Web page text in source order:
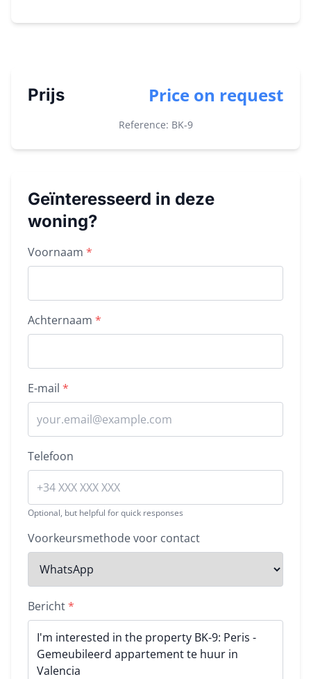
Prijs Price on request
Reference: BK-9
Geïnteresseerd in deze
woning?
Property inquiry form
Voornaam *
Achternaam *
E-mail *
Telefoon
Optional, but helpful for quick responses
Voorkeursmethode voor contact
Bericht*